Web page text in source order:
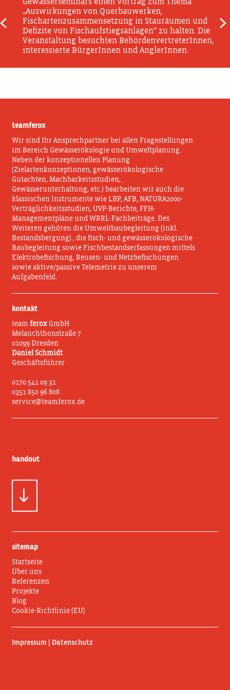
Gewässerseminars einen Vortrag zum Thema
„Auswirkungen von Querbauwerken,
Fischartenzusammensetzung in Stauräumen und
Defizite von Fischaufstiegsanlagen“ zu halten. Die
Veranstaltung besuchten BehördenvertreterInnen,
interessierte BürgerInnen und AnglerInnen.
Beitragsnavigation
teamferox
Wir sind Ihr Ansprechpartner bei allen Fragestellungen
im Bereich Gewässerökologie und Umweltplanung.
Neben der konzeptionellen Planung
(Zielartenkonzeptionen, gewässerökologische
Gutachten, Machbarkeitsstudien,
Gewässerunterhaltung, etc.) bearbeiten wir auch die
klassischen Instrumente wie LBP, AFB, NATURA2000-
Verträglichkeitsstudien, UVP-Berichte, FFH-
Managementpläne und WRRL-Fachbeiträge. Des
Weiteren gehören die Umweltbaubegleitung (inkl.
Bestandsbergung) , die fisch- und gewässerökologische
Baubegleitung sowie Fischbestandserfassungen mittels
Elektrobefischung, Reusen- und Netzbefischungen
sowie aktive/passive Telemetrie zu unserem
Aufgabenfeld.
kontakt
team ferox GmbH
Melanchthonstraße 7
01099 Dresden
Daniel Schmidt
Geschäftsführer
0170 541 09 31
0351 850 96 808
service@teamferox.de
handout
sitemap
Startseite
Über uns
Referenzen
Projekte
Blog
Cookie-Richtlinie (EU)
Impressum | Datenschutz